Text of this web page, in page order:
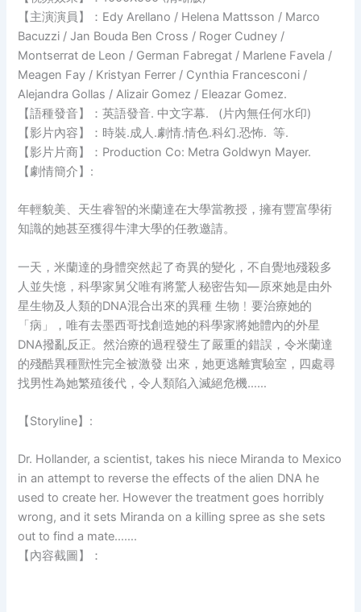
【主演演員】：Edy Arellano / Helena Mattsson / Marco
Bacuzzi / Jan Bouda Ben Cross / Roger Cudney /
Montserrat de Leon / German Fabregat / Marlene Favela /
Meagen Fay / Kristyan Ferrer / Cynthia Francesconi /
Alejandra Gollas / Alizair Gomez / Eleazar Gomez.
【語種發音】：英語發音. 中文字幕. (片內無任何水印)
【影片內容】：時裝.成人.劇情.情色.科幻.恐怖. 等.
【影片片商】：Production Co: Metra Goldwyn Mayer.
【劇情簡介】:
年輕貌美、天生睿智的米蘭達在大學當教授，擁有豐富學術
知識的她甚至獲得牛津大學的任教邀請。
一天，米蘭達的身體突然起了奇異的變化，不自覺地殘殺多
人並失憶，科學家舅父唯有將驚人秘密告知—原來她是由外
星生物及人類的DNA混合出來的異種 生物﹗要治療她的
「病」，唯有去墨西哥找創造她的科學家將她體內的外星
DNA撥亂反正。然治療的過程發生了嚴重的錯誤，令米蘭達
的殘酷異種獸性完全被激發 出來，她更逃離實驗室，四處尋
找男性為她繁殖後代，令人類陷入滅絕危機……
【Storyline】:
Dr. Hollander, a scientist, takes his niece Miranda to Mexico
in an attempt to reverse the effects of the alien DNA he
used to create her. However the treatment goes horribly
wrong, and it sets Miranda on a killing spree as she sets
out to find a mate…….
【內容截圖】：